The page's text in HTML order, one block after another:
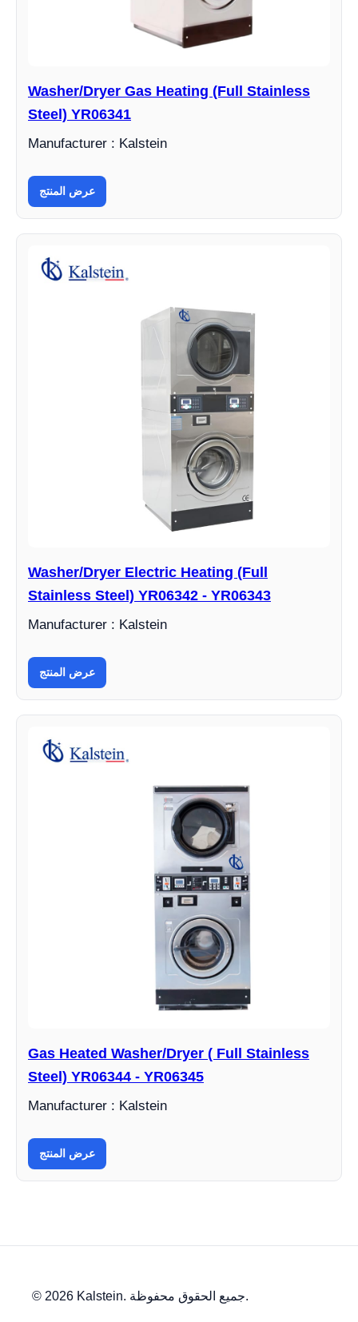
Washer/Dryer Gas Heating (Full Stainless
Steel) YR06341
Manufacturer : Kalstein
عرض المنتج
Washer/Dryer Electric Heating (Full
Stainless Steel) YR06342 - YR06343
Manufacturer : Kalstein
عرض المنتج
Gas Heated Washer/Dryer ( Full Stainless
Steel) YR06344 - YR06345
Manufacturer : Kalstein
عرض المنتج
© 2026 Kalstein. جميع الحقوق محفوظة.